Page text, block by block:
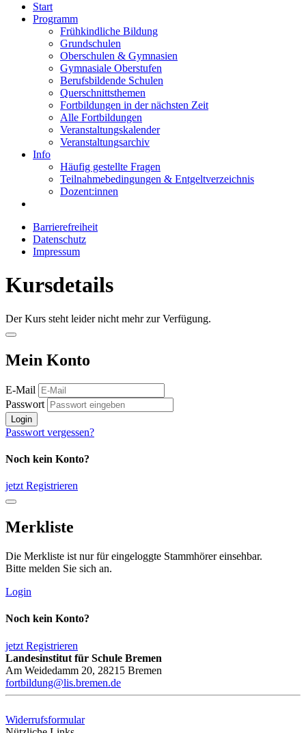
Start
Programm
Frühkindliche Bildung
Grundschulen
Oberschulen & Gymnasien
Gymnasiale Oberstufen
Berufsbildende Schulen
Querschnittsthemen
Fortbildungen in der nächsten Zeit
Alle Fortbildungen
Veranstaltungskalender
Veranstaltungsarchiv
Info
Häufig gestellte Fragen
Teilnahmebedingungen & Entgeltverzeichnis
Dozent:innen
Barrierefreiheit
Datenschutz
Impressum
Kursdetails
Der Kurs steht leider nicht mehr zur Verfügung.
Mein Konto
E-Mail
Passwort
Login
Passwort vergessen?
Noch kein Konto?
jetzt Registrieren
Merkliste
Die Merkliste ist nur für eingeloggte Stammhörer einsehbar.
Bitte melden Sie sich an.
Login
Noch kein Konto?
jetzt Registrieren
Landesinstitut für Schule Bremen
Am Weidedamm 20, 28215 Bremen
fortbildung@lis.bremen.de
Widerrufsformular